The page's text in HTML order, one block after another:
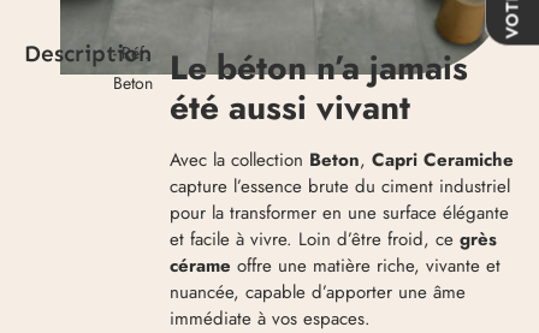
Description
- Réf.
Beton
Le béton n’a jamais
été aussi vivant
Avec la collection Beton,Capri Ceramiche
capture l’essence brute du ciment industriel
pour la transformer en une surface élégante
et facile à vivre. Loin d’être froid, cegrès
cérame offre une matière riche, vivante et
nuancée, capable d’apporter une âme
immédiate à vos espaces.